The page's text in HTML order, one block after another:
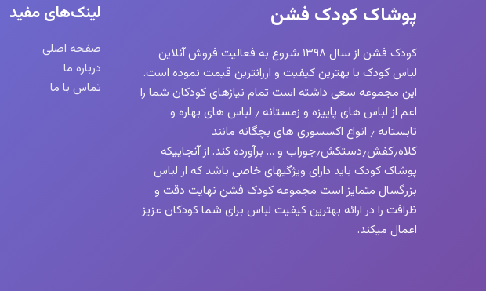
پوشاک کودک فشن
کودک فشن از سال ۱۳۹۸ شروع به فعالیت فروش آنلاین
لباس کودک با بهترین کیفیت و ارزانترین قیمت نموده است.
این مجموعه سعی داشته است تمام نیازهای کودکان شما را
اعم از لباس های پاییزه و زمستانه ٫ لباس های بهاره و
تابستانه ٫ انواع اکسسوری های بچگانه مانند
کلاه٫کفش٫دستکش٫جوراب و … برآورده کند. از آنجاییکه
پوشاک کودک باید دارای ویژگیهای خاصی باشد که از لباس
بزرگسال متمایز است مجموعه کودک فشن نهایت دقت و
ظرافت را در ارائه بهترین کیفیت لباس برای شما کودکان عزیز
اعمال میکند.
لینک‌های مفید
صفحه اصلی
درباره ما
تماس با ما